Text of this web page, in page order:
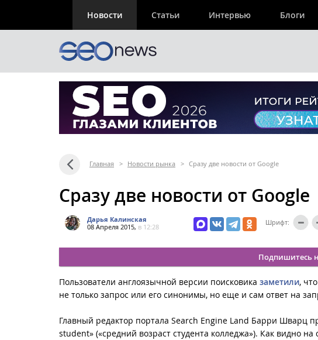
Новости Статьи Интервью Блоги
Главная > Новости рынка > Сразу две новости от Google
Сразу две новости от Google
Дарья Калинская
08 Апреля 2015, в 12:28
Шрифт:
Подпишитесь
Пользователи англоязычной версии поисковика заметили,
не только запрос или его синонимы, но еще и сам ответ на
Главный редактор портала Search Engine Land Барри Шварц
student» («средний возраст студента колледжа»). Как видно